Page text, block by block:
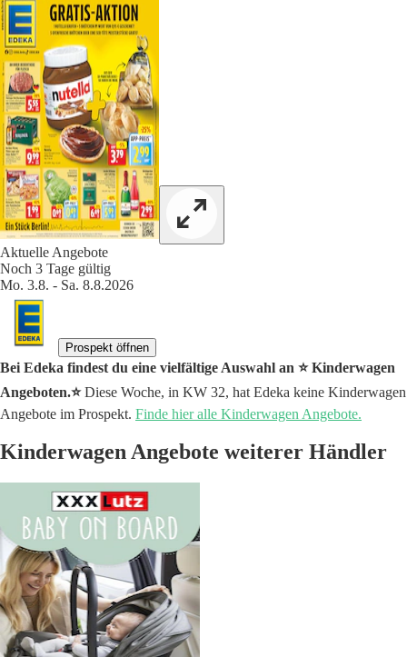
Aktuelle Angebote
Noch 3 Tage gültig
Mo. 3.8. - Sa. 8.8.2026
Prospekt öffnen
Bei Edeka findest du eine vielfältige Auswahl an ⭐️ Kinderwagen
Angeboten.⭐️Diese Woche, in KW 32, hat Edeka keine Kinderwagen
Angebote im Prospekt. Finde hier alle Kinderwagen Angebote.
Kinderwagen Angebote weiterer Händler